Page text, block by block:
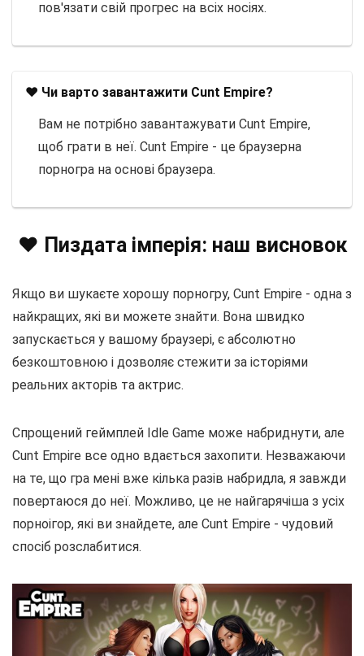
пов'язати свій прогрес на всіх носіях.
❤️ Чи варто завантажити Cunt Empire?
Вам не потрібно завантажувати Cunt Empire,
щоб грати в неї. Cunt Empire - це браузерна
порногра на основі браузера.
❤️ Пиздата імперія: наш висновок
Якщо ви шукаєте хорошу порногру, Cunt Empire - одна з
найкращих, які ви можете знайти. Вона швидко
запускається у вашому браузері, є абсолютно
безкоштовною і дозволяє стежити за історіями
реальних акторів та актрис.
Спрощений геймплей Idle Game може набриднути, але
Cunt Empire все одно вдається захопити. Незважаючи
на те, що гра мені вже кілька разів набридла, я завжди
повертаюся до неї. Можливо, це не найгарячіша з усіх
порноігор, які ви знайдете, але Cunt Empire - чудовий
спосіб розслабитися.